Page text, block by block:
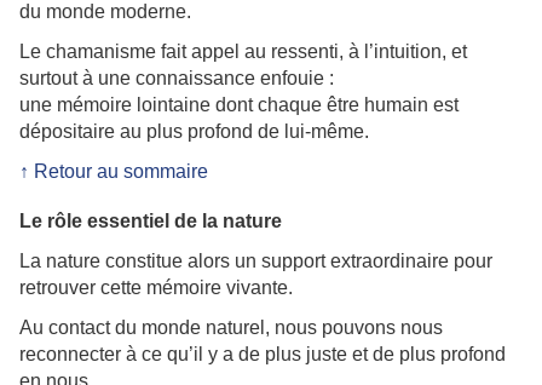
du monde moderne.
Le chamanisme fait appel au ressenti, à l’intuition, et
surtout à une connaissance enfouie :
une mémoire lointaine dont chaque être humain est
dépositaire au plus profond de lui-même.
↑ Retour au sommaire
Le rôle essentiel de la nature
La nature constitue alors un support extraordinaire pour
retrouver cette mémoire vivante.
Au contact du monde naturel, nous pouvons nous
reconnecter à ce qu’il y a de plus juste et de plus profond